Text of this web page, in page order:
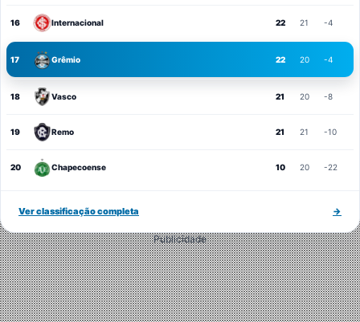
16 Internacional 22 21 -4
17 Grêmio 22 20 -4
18 Vasco 21 20 -8
19 Remo 21 21 -10
20 Chapecoense 10 20 -22
Ver classificação completa →
Publicidade